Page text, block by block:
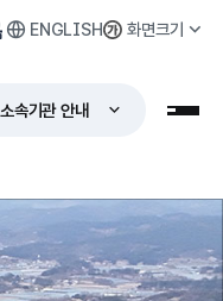
ENGLISH 화면크기
소속기관 안내 누리